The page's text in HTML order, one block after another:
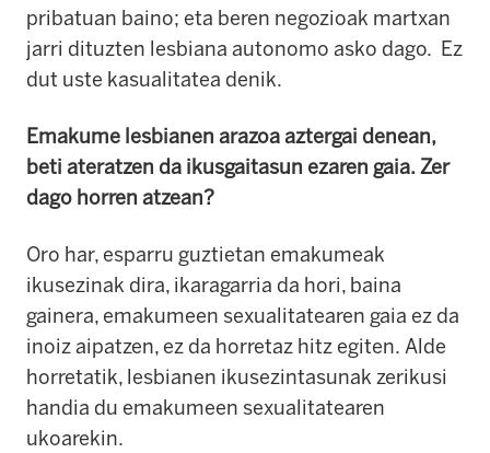
pribatuan baino; eta beren negozioak martxan
jarri dituzten lesbiana autonomo asko dago. Ez
dut uste kasualitatea denik.
Emakume lesbianen arazoa aztergai denean,
beti ateratzen da ikusgaitasun ezaren gaia. Zer
dago horren atzean?
Oro har, esparru guztietan emakumeak
ikusezinak dira, ikaragarria da hori, baina
gainera, emakumeen sexualitatearen gaia ez da
inoiz aipatzen, ez da horretaz hitz egiten. Alde
horretatik, lesbianen ikusezintasunak zerikusi
handia du emakumeen sexualitatearen
ukoarekin.